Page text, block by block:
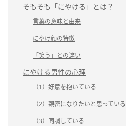
そもそも「にやける」とは？
言葉の意味と由来
にやけ顔の特徴
「笑う」との違い
にやける男性の心理
（1）好意を抱いている
（2）親密になりたいと思っている
（3）同調している